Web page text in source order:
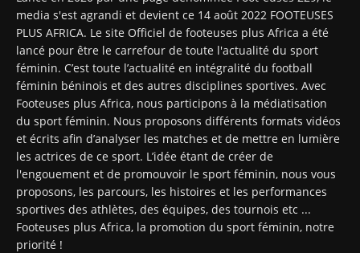
media s'est agrandi et devient ce 14 août 2022 FOOTEUSES
PLUS AFRICA. Le site Officiel de footeuses plus Africa a été
lancé pour être le carrefour de toute l'actualité du sport
féminin. C’est toute l’actualité en intégralité du football
féminin béninois et des autres disciplines sportives. Avec
Footeuses plus Africa, nous participons à la médiatisation
du sport féminin. Nous proposons différents formats vidéos
et écrits afin d’analyser les matches et de mettre en lumière
les actrices de ce sport. L’idée étant de créer de
l'engouement et de promouvoir le sport féminin, nous vous
proposons, les parcours, les histoires et les performances
sportives des athlètes, des équipes, des tournois etc ...
Footeuses plus Africa, la promotion du sport féminin, notre
priorité !